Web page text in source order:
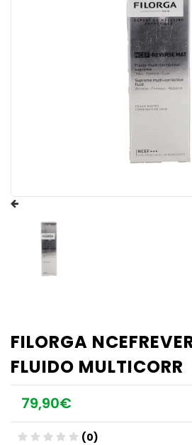
FILORGA
FLUIDO MULTICORR
79,90€
(0)